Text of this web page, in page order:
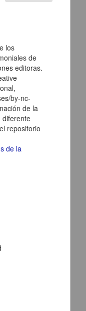
species
Liliana; Rangel-
Rogelio; Urbina-
Elena - Instituto de
los
de
editoras.
by-nc-
de la
diferente
repositorio
de la